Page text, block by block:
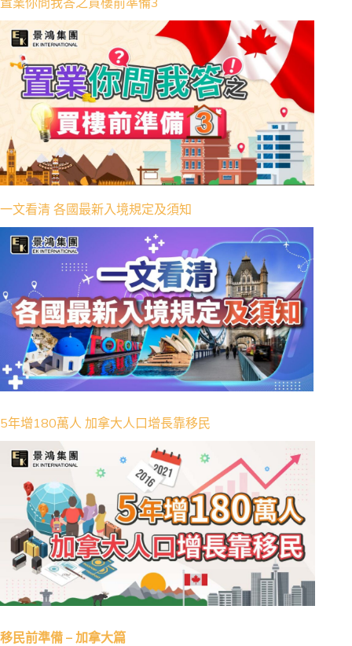
一文看清 各國最新入境規定及須知
5年增180萬人 加拿大人口增長靠移民
移民前準備 – 加拿大篇